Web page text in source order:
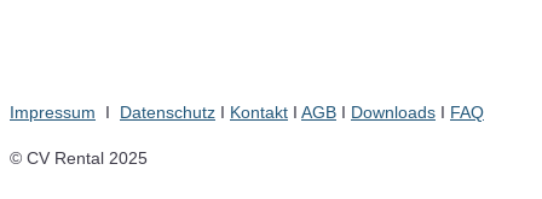
Impressum I Datenschutz I Kontakt I AGB I Downloads I FAQ
© CV Rental 2025